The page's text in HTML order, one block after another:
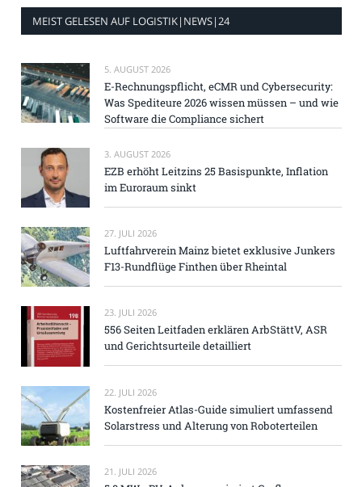
MEIST GELESEN AUF LOGISTIK|NEWS|24
5. AUGUST 2026
E-Rechnungspflicht, eCMR und Cybersecurity:
Was Spediteure 2026 wissen müssen – und wie
Software die Compliance sichert
3. AUGUST 2026
EZB erhöht Leitzins 25 Basispunkte, Inflation
im Euroraum sinkt
27. JULI 2026
Luftfahrverein Mainz bietet exklusive Junkers
F13-Rundflüge Finthen über Rheintal
23. JULI 2026
556 Seiten Leitfaden erklären ArbStättV, ASR
und Gerichtsurteile detailliert
22. JULI 2026
Kostenfreier Atlas-Guide simuliert umfassend
Solarstress und Alterung von Roboterteilen
21. JULI 2026